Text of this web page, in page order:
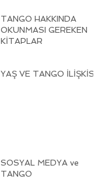
TANGO HAKKINDA
OKUNMASI GEREKEN
KİTAPLAR
YAŞ VE TANGO İLİŞKİSİ
SOSYAL MEDYA ve
TANGO